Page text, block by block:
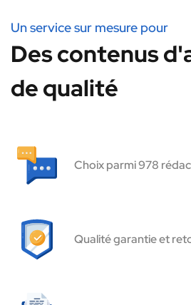
Un service sur mesure pour
Des contenus
de qualité
Choix parmi 978
Qualité garantie et